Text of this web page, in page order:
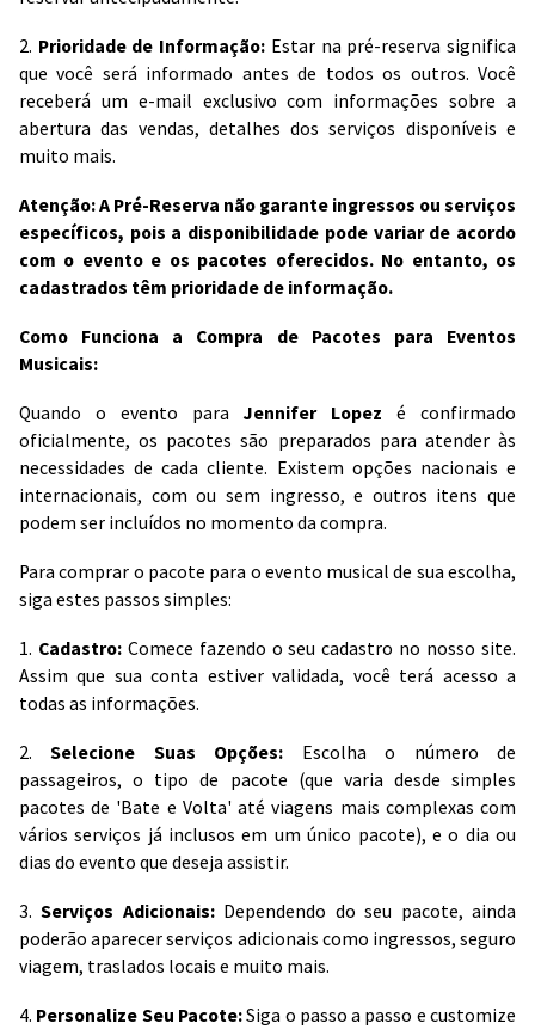
2. Prioridade de Informação: Estar na pré-reserva significa
que você será informado antes de todos os outros. Você
receberá um e-mail exclusivo com informações sobre a
abertura das vendas, detalhes dos serviços disponíveis e
muito mais.
Atenção: A Pré-Reserva não garante ingressos ou serviços
específicos, pois a disponibilidade pode variar de acordo
com o evento e os pacotes oferecidos. No entanto, os
cadastrados têm prioridade de informação.
Como Funciona a Compra de Pacotes para Eventos
Musicais:
Quando o evento para Jennifer Lopez é confirmado
oficialmente, os pacotes são preparados para atender às
necessidades de cada cliente. Existem opções nacionais e
internacionais, com ou sem ingresso, e outros itens que
podem ser incluídos no momento da compra.
Para comprar o pacote para o evento musical de sua escolha,
siga estes passos simples:
1. Cadastro:Comece fazendo o seu cadastro no nosso site.
Assim que sua conta estiver validada, você terá acesso a
todas as informações.
2.Selecione Suas Opções: Escolha o número de
passageiros, o tipo de pacote (que varia desde simples
pacotes de 'Bate e Volta' até viagens mais complexas com
vários serviços já inclusos em um único pacote), e o dia ou
dias do evento que deseja assistir.
3.Serviços Adicionais:Dependendo do seu pacote, ainda
poderão aparecer serviços adicionais como ingressos, seguro
viagem, traslados locais e muito mais.
4. Personalize Seu Pacote:Siga o passo a passo e customize